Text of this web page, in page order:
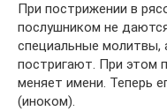
При пострижении в
послушником не
специальные молитвы,
постригают. При этом
меняет имени. Теперь
(иноком).